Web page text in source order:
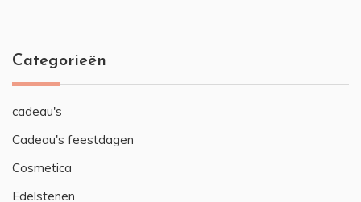
Categorieën
cadeau's
Cadeau's feestdagen
Cosmetica
Edelstenen